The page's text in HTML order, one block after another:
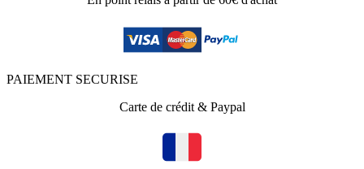
PAIEMENT SECURISE
Carte de crédit & Paypal